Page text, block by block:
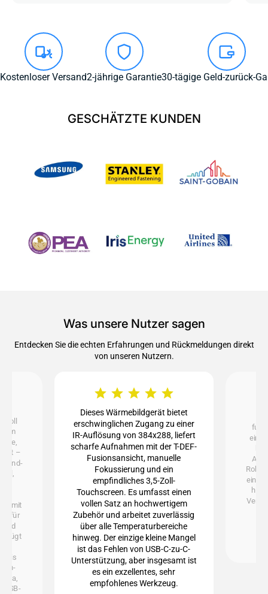
Kostenloser Versand2-jährige Garantie30-tägige Geld-zurück-
GESCHÄTZTE KUNDEN
Was unsere Nutzer sagen
Entdecken Sie die echten Erfahrungen und Rückmeldungen direkt
von unseren Nutzern.
voll
–
End-
mit
für
und
bis
USB-
Dieses Wärmebildgerät bietet
erschwinglichen Zugang zu einer
IR-Auflösung von 384x288, liefert
scharfe Aufnahmen mit der T-DEF-
Fusionsansicht, manuelle
Fokussierung und ein
empfindliches 3,5-Zoll-
Touchscreen. Es umfasst einen
vollen Satz an hochwertigem
Zubehör und arbeitet zuverlässig
über alle Temperaturbereiche
hinweg. Der einzige kleine Mangel
ist das Fehlen von USB-C-zu-C-
Unterstützung, aber insgesamt ist
es ein exzellentes, sehr
empfohlenes Werkzeug.
einer